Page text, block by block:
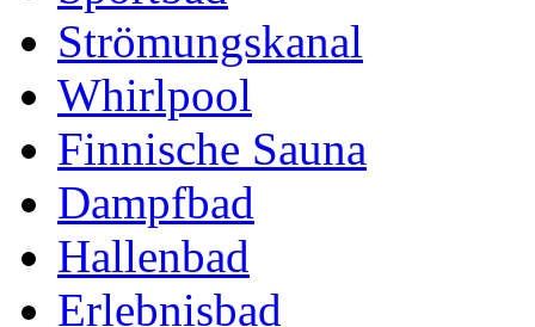
Strömungskanal
Whirlpool
Finnische Sauna
Dampfbad
Hallenbad
Erlebnisbad